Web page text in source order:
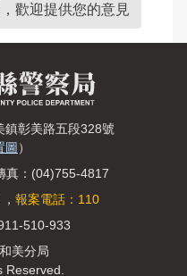
歡迎提供您的意見
彰美路五段328號
圖 ）
：(04)755-4817
報案電話：110
510-933
美分局